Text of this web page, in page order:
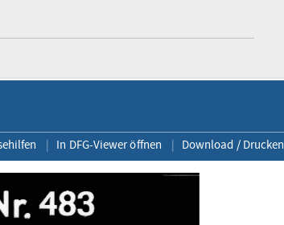
In DFG-Viewer öffnen Download / Drucken